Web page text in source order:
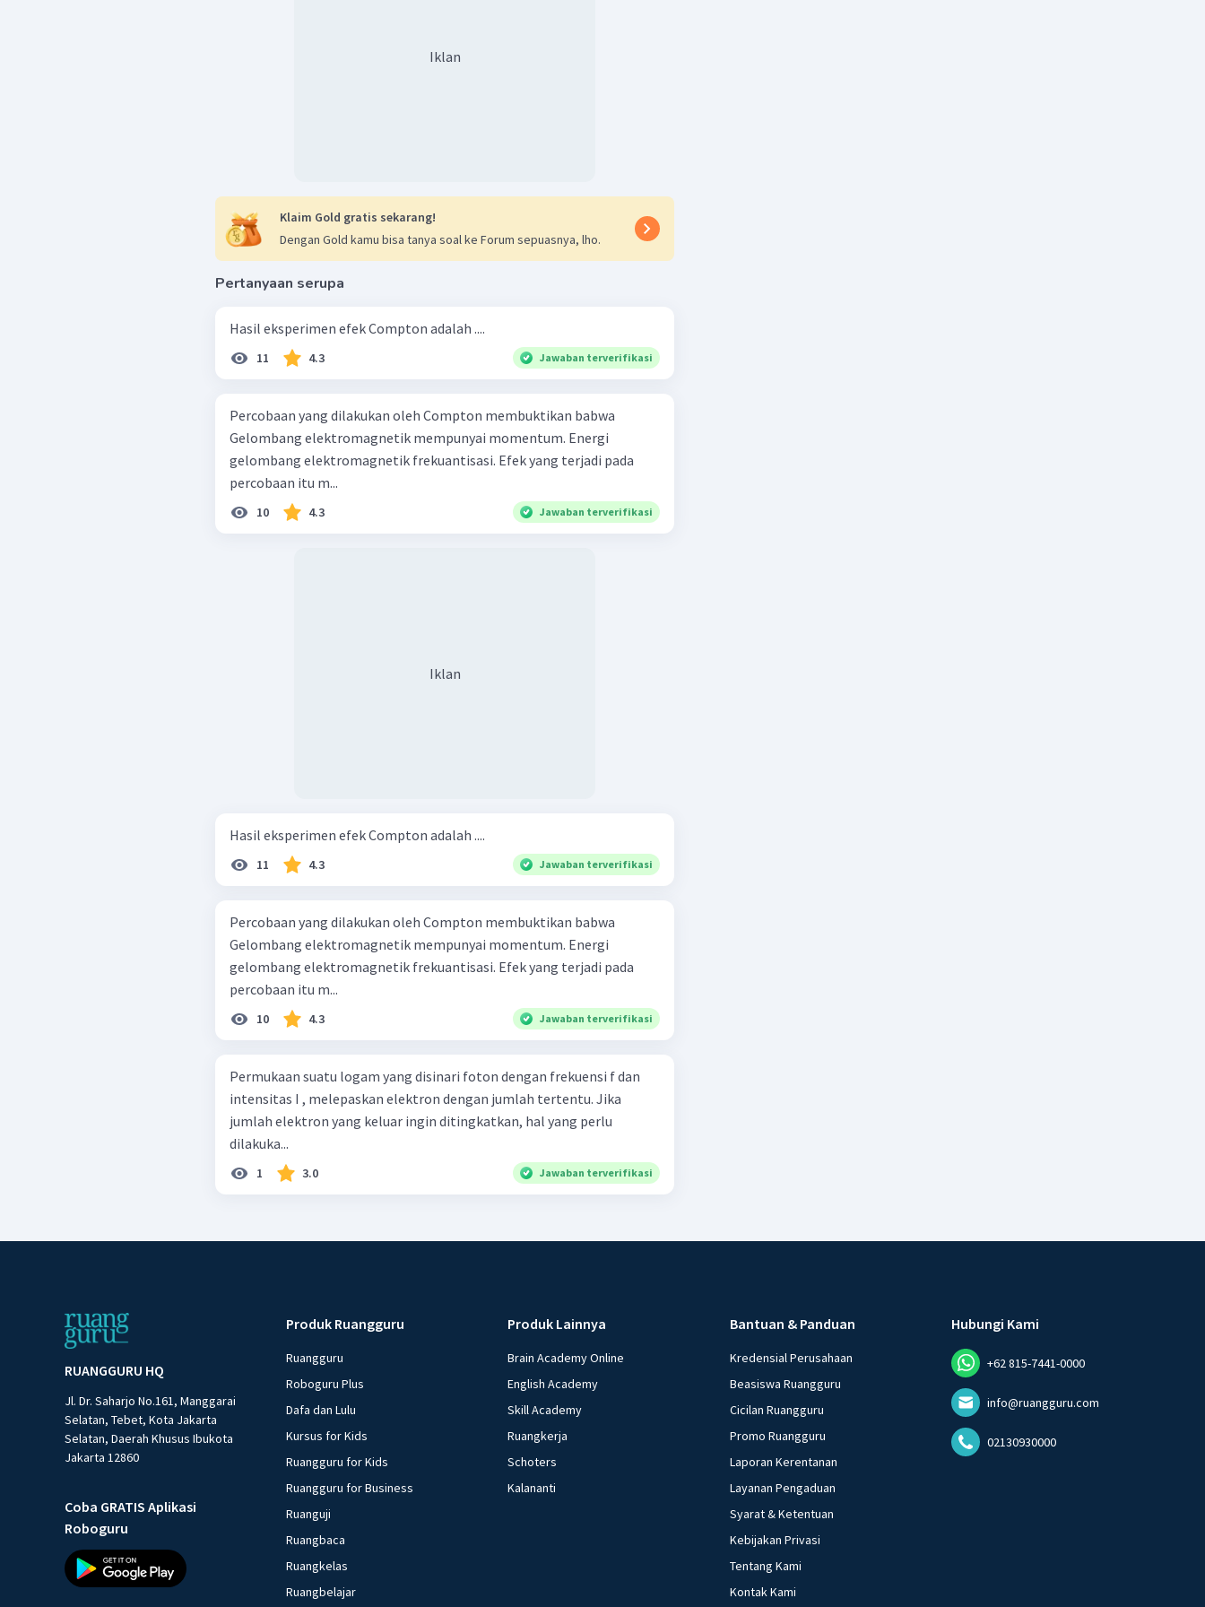
Iklan
Klaim Gold gratis sekarang!
Dengan Gold kamu bisa tanya soal ke Forum sepuasnya, lho.
Pertanyaan serupa
Hasil eksperimen efek Compton adalah ....
11 4.3 Jawaban terverifikasi
Percobaan yang dilakukan oleh Compton membuktikan babwa
Gelombang elektromagnetik mempunyai momentum. Energi
gelombang elektromagnetik frekuantisasi. Efek yang terjadi pada
percobaan itu m...
10 4.3 Jawaban terverifikasi
Iklan
Hasil eksperimen efek Compton adalah ....
11 4.3 Jawaban terverifikasi
Percobaan yang dilakukan oleh Compton membuktikan babwa
Gelombang elektromagnetik mempunyai momentum. Energi
gelombang elektromagnetik frekuantisasi. Efek yang terjadi pada
percobaan itu m...
10 4.3 Jawaban terverifikasi
Permukaan suatu logam yang disinari foton dengan frekuensi f dan
intensitas I , melepaskan elektron dengan jumlah tertentu. Jika
jumlah elektron yang keluar ingin ditingkatkan, hal yang perlu
dilakuka...
1 3.0 Jawaban terverifikasi
RUANGGURU HQ
Jl. Dr. Saharjo No.161, Manggarai
Selatan, Tebet, Kota Jakarta
Selatan, Daerah Khusus Ibukota
Jakarta 12860
Coba GRATIS Aplikasi
Roboguru
Produk Ruangguru
Ruangguru
Roboguru Plus
Dafa dan Lulu
Kursus for Kids
Ruangguru for Kids
Ruangguru for Business
Ruanguji
Ruangbaca
Ruangkelas
Ruangbelajar
Produk Lainnya
Brain Academy Online
English Academy
Skill Academy
Ruangkerja
Schoters
Kalananti
Bantuan & Panduan
Kredensial Perusahaan
Beasiswa Ruangguru
Cicilan Ruangguru
Promo Ruangguru
Laporan Kerentanan
Layanan Pengaduan
Syarat & Ketentuan
Kebijakan Privasi
Tentang Kami
Kontak Kami
Hubungi Kami
+62 815-7441-0000
info@ruangguru.com
02130930000